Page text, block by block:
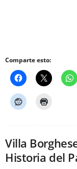
Comparte esto:
Villa
Historia del